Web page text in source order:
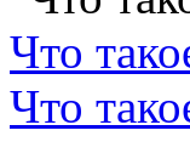
Что
Что